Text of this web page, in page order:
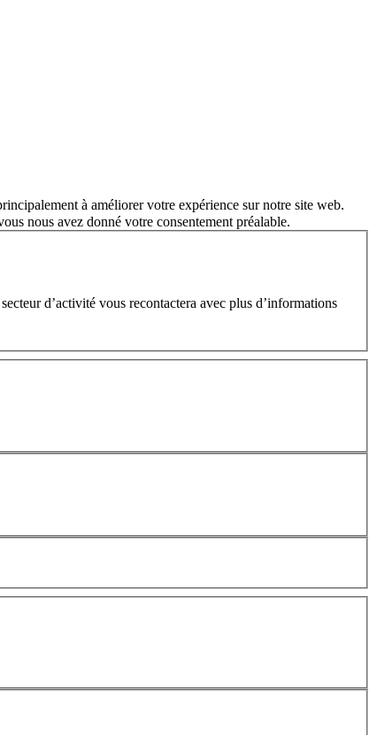
à améliorer votre expérience sur notre site web.
nous avez donné votre consentement préalable.
d’activité vous recontactera avec plus d’informations